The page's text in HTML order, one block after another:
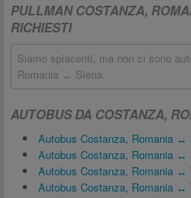
PULLMAN COSTANZA,
RICHIESTI
Siamo spiacenti, ma non ci sono
Romania ↔ Siena.
AUTOBUS DA COSTANZA,
Autobus Costanza, Romania ↔
Autobus Costanza, Romania ↔
Autobus Costanza, Romania ↔
Autobus Costanza, Romania ↔